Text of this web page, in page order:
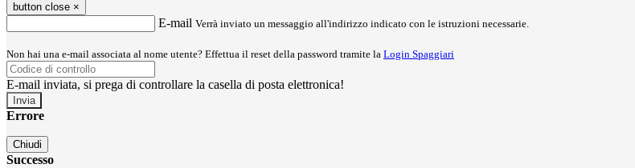
button close ×
E-mail Verrà inviato un messaggio all'indirizzo indicato con le istruzioni necessarie.
Non hai una e-mail associata al nome utente? Effettua il reset della password tramite la Login Spaggiari
E-mail inviata, si prega di controllare la casella di posta elettronica!
Errore
Chiudi
Successo